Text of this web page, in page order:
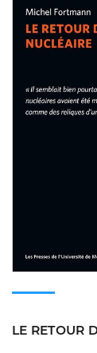
LE RETOUR